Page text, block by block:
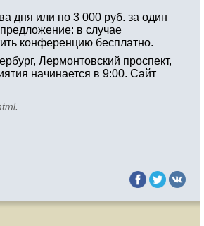
дня или по 3 000 руб. за один
в случае
конференцию бесплатно.
Лермонтовский проспект,
начинается в 9:00. Сайт
.